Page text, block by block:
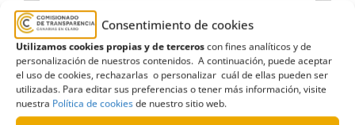
Consentimiento de cookies
Utilizamos cookies propias y de terceroscon fines analíticos y de
personalización de nuestros contenidos. A continuación, puede aceptar
el uso de cookies, rechazarlas o personalizar cuál de ellas pueden ser
utilizadas. Para editar sus preferencias o tener más información, visite
nuestra Política de cookiesde nuestro sitio web.